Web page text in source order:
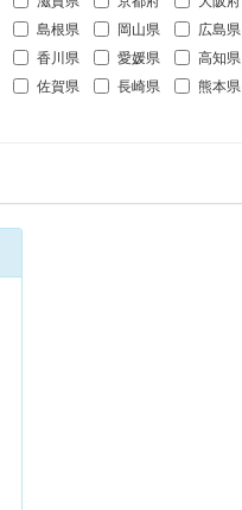
島根県 岡山県 広島県
香川県 愛媛県
高知県
佐賀県 長崎県 熊本県